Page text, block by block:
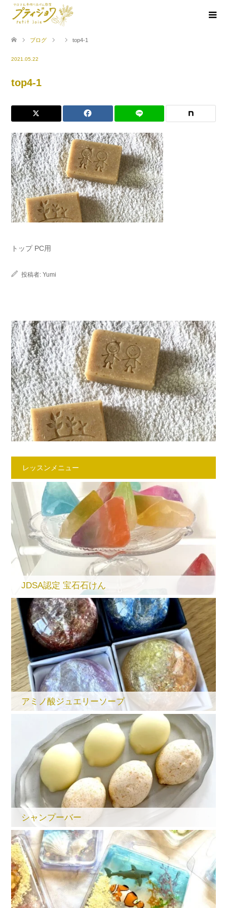
ブログ top4-1
2021.05.22
top4-1
トップ PC用
投稿者: Yumi
レッスンメニュー
JDSA認定 宝石石けん
アミノ酸ジュエリーソープ
シャンプーバー